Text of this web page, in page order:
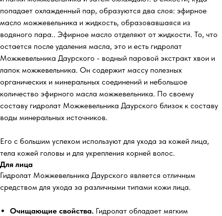
попадает охлажденный пар, образуются два слоя: эфирное
масло можжевельника и жидкость, образовавшаяся из
водяного пара.. Эфирное масло отделяют от жидкости. То, что
остается после удаления масла, это и есть гидролат
Можжевельника Даурского - водный паровой экстракт хвои и
лапок можжевельника. Он содержит массу полезных
органических и минеральных соединений и небольшое
количество эфирного масла можжевельника. По своему
составу гидролат Можжевельника Даурского близок к составу
воды минеральных источников.
Его с большим успехом используют для ухода за кожей лица,
тела кожей головы и для укрепления корней волос.
Для лица
Гидролат Можжевельника Даурского является отличным
средством для ухода за различными типами кожи лица.
Очищающие свойства. Гидролат обладает мягким